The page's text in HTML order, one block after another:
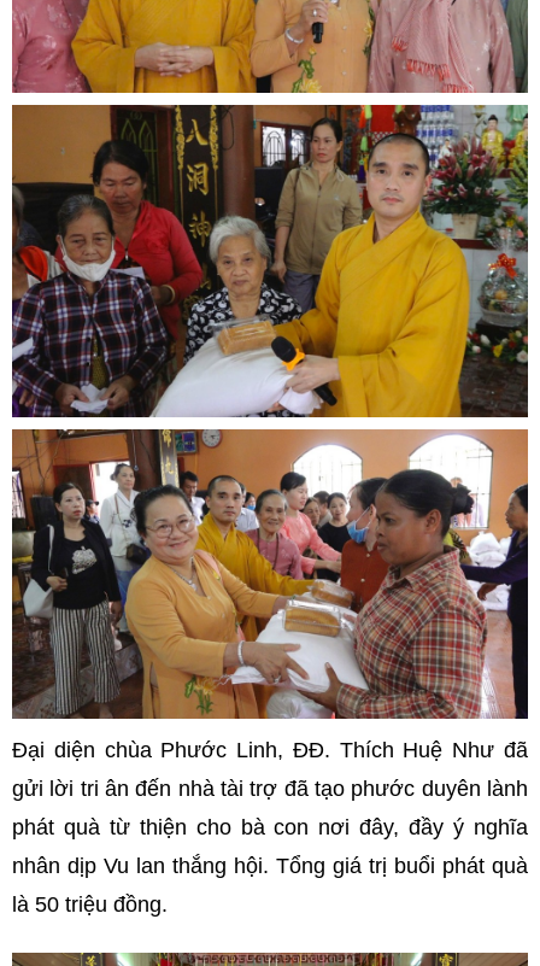
Đại diện chùa Phước Linh, ĐĐ. Thích Huệ Như đã
gửi lời tri ân đến nhà tài trợ đã tạo phước duyên lành
phát quà từ thiện cho bà con nơi đây, đầy ý nghĩa
nhân dịp Vu lan thắng hội. Tổng giá trị buổi phát quà
là 50 triệu đồng.